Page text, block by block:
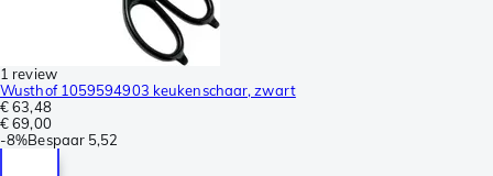
1 review
Wusthof 1059594903 keukenschaar, zwart
€ 63,48
€ 69,00
-8%Bespaar 5,52